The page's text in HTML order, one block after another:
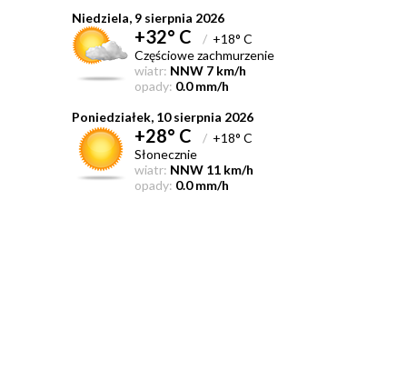
Niedziela, 9 sierpnia 2026
+32° C /+18° C
Częściowe zachmurzenie
wiatr: NNW 7 km/h
opady: 0.0 mm/h
Poniedziałek, 10 sierpnia 2026
+28° C /+18° C
Słonecznie
wiatr: NNW 11 km/h
opady: 0.0 mm/h